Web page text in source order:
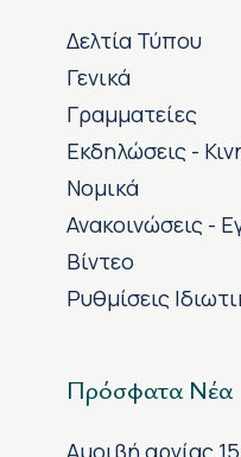
Δελτία Τύπου
Γενικά
Γραμματείες
Εκδηλώσεις -
Νομικά
Ανακοινώσεις -
Βίντεο
Ρυθμίσεις
Πρόσφατα Νέα
Αμοιβή αργίας